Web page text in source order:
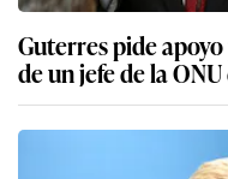
Guterres pide
de un jefe de la